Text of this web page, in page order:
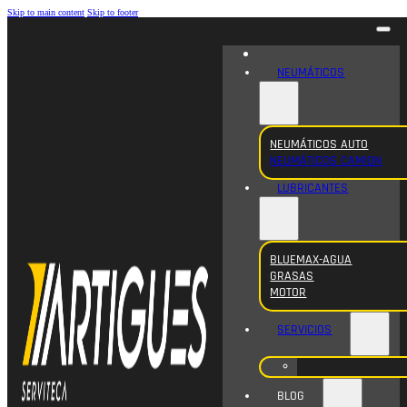
Skip to main content Skip to footer
NEUMÁTICOS
NEUMÁTICOS AUTO
NEUMÁTICOS CAMION
LUBRICANTES
BLUEMAX-AGUA
GRASAS
MOTOR
SERVICIOS
BLOG